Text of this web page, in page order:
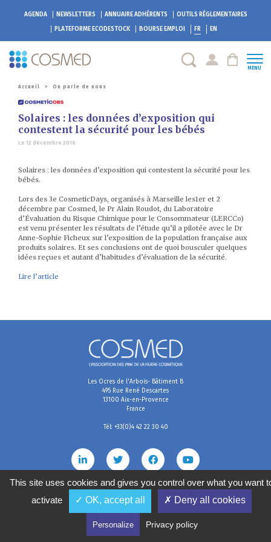
AGENDA NEWSLETTERS ANNUAIRE ADHÉRENTS
OUTILS RÉGLEMENTAIRES
PLATEFORME ECODESTOCK BOURSE EMPLOI FR EN
MENU
Accueil > On parle de nous
Solaires : les données d’exposition qui
contestent la sécurité pour les bébés
Le 12 décembre 2016
Solaires : les données d’exposition qui contestent la sécurité pour les
bébés.
Lors des 3e CosmeticDays, organisés à Marseille les1er et 2
décembre par Cosmed, le Pr Alain Roudot, du Laboratoire
d’Évaluation du Risque Chimique pour le Consommateur (LERCCo)
est venu présenter les résultats de l’étude qu’il a pilotée avec le Dr
Anne-Sophie Ficheux sur l’exposition de la population française aux
produits solaires. Et ses conclusions ont de quoi bousculer quelques
idées reçues et autant d’habitudes d’évaluation de la sécurité.
Lire l’article
Les Ocres de l'Arbois- Bâtiment B
495 Rue René Descartes
13100 Aix-en-Provence
France
Tél: +33(0)4 42 22 30 40
Mentions légales Conditions générales de vente Politique de confidentialité
Gestion des cookies
2020© COSMED, tous droits réservés. Réalisé par
This site uses cookies and gives you control over what you want
activate
✓ OK, accept all ✗ Deny all cookies
Personalize Privacy policy